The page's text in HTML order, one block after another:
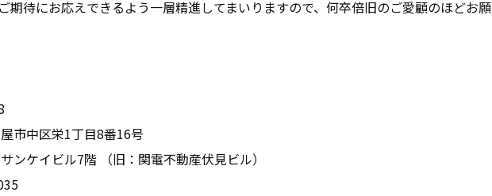
期待にお応えできるよう一層精進してまいりますので、何卒倍旧のご愛顧のほどお願
栄1丁目8番16号
ル7階 （旧：関電不動産伏見ビル）